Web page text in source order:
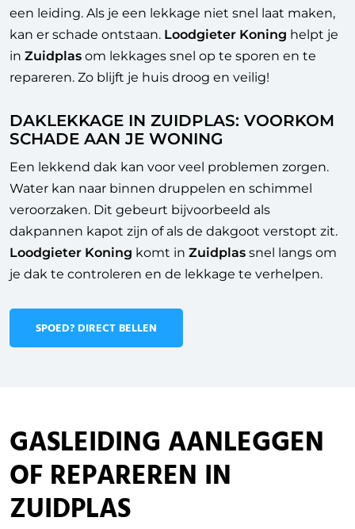
een leiding. Als je een lekkage niet snel laat maken,
kan er schade ontstaan. Loodgieter Koning helpt je
in Zuidplas om lekkages snel op te sporen en te
repareren. Zo blijft je huis droog en veilig!
DAKLEKKAGE IN ZUIDPLAS: VOORKOM
SCHADE AAN JE WONING
Een lekkend dak kan voor veel problemen zorgen.
Water kan naar binnen druppelen en schimmel
veroorzaken. Dit gebeurt bijvoorbeeld als
dakpannen kapot zijn of als de dakgoot verstopt zit.
Loodgieter Koning komt in Zuidplas snel langs om
je dak te controleren en de lekkage te verhelpen.
SPOED? DIRECT BELLEN
GASLEIDING AANLEGGEN
OF REPAREREN IN
ZUIDPLAS